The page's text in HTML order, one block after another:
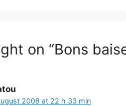
on “Bons
2008 at 22 h 33 min